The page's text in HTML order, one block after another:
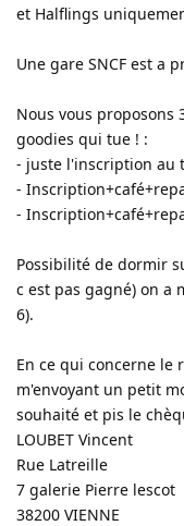
et Halflings
Une gare SNCF est a
Nous vous proposons
goodies qui tue ! :
- juste l'inscription au
-
-
Possibilité de dormir
c est pas gagné) on a
6).
En ce qui concerne le
m'envoyant un petit
souhaité et pis le
LOUBET Vincent
Rue Latreille
7 galerie Pierre lescot
38200 VIENNE